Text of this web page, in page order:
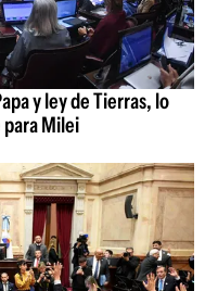
y ley de Tierras, lo
para Milei